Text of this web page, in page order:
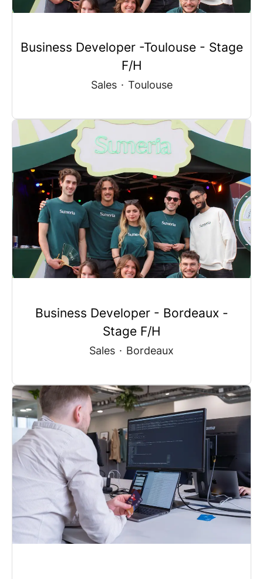
Business Developer -Toulouse - Stage
F/H
Sales · Toulouse
Business Developer - Bordeaux -
Stage F/H
Sales · Bordeaux